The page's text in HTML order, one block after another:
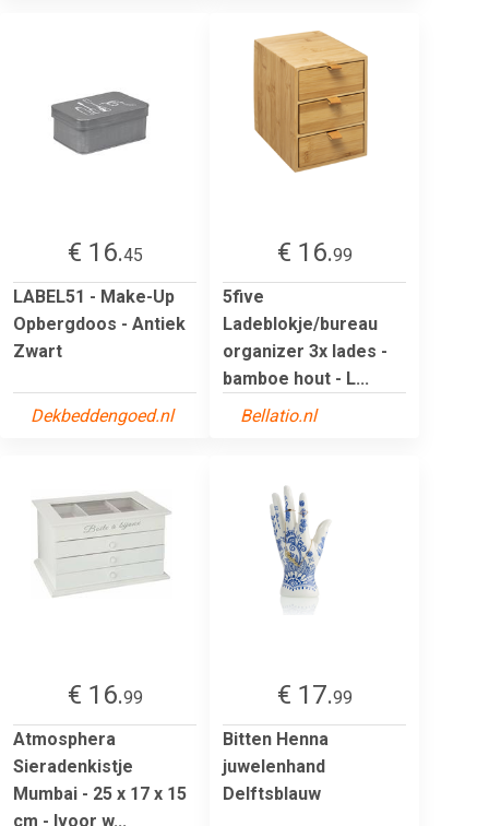
€ 16.45
LABEL51 - Make-Up
Opbergdoos - Antiek
Zwart
Dekbeddengoed.nl
€ 16.99
5five
Ladeblokje/bureau
organizer 3x lades -
bamboe hout - L...
Bellatio.nl
€ 16.99
Atmosphera
Sieradenkistje
Mumbai - 25 x 17 x 15
cm - Ivoor w...
€ 17.99
Bitten Henna
juwelenhand
Delftsblauw